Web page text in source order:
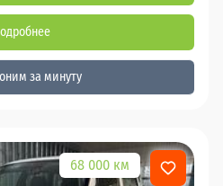
за минуту
68 000 км